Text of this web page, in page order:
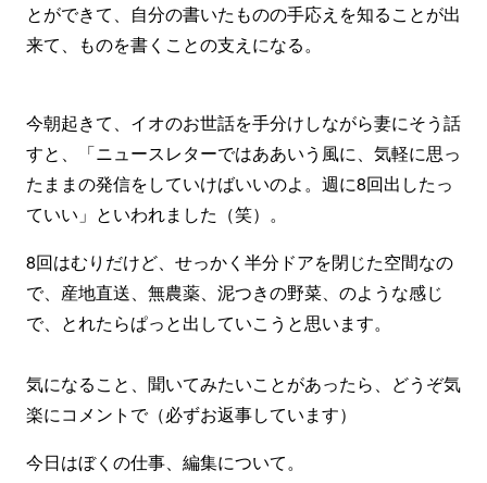
とができて、自分の書いたものの手応えを知ることが出
来て、ものを書くことの支えになる。
今朝起きて、イオのお世話を手分けしながら妻にそう話
すと、「ニュースレターではああいう風に、気軽に思っ
たままの発信をしていけばいいのよ。週に8回出したっ
ていい」といわれました（笑）。
8回はむりだけど、せっかく半分ドアを閉じた空間なの
で、産地直送、無農薬、泥つきの野菜、のような感じ
で、とれたらぱっと出していこうと思います。
気になること、聞いてみたいことがあったら、どうぞ気
楽にコメントで（必ずお返事しています）
今日はぼくの仕事、編集について。